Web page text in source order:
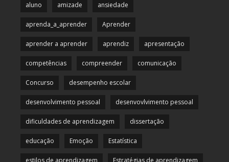
aluno amizade ansiedade
aprenda_a_aprender Aprender
aprender a aprender aprendiz apresentação
competências compreender comunicação
Concurso desempenho escolar
desenvolvimento pessoal desenvovlvimento pessoal
dificuldades de aprendizagem dissertação
educação Emoção Estatística